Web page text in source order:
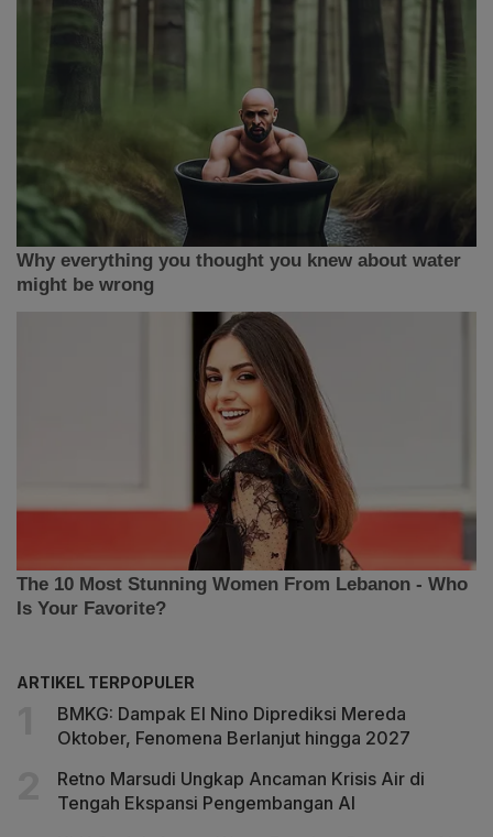
ARTIKEL TERPOPULER
BMKG: Dampak El Nino Diprediksi Mereda
Oktober, Fenomena Berlanjut hingga 2027
Retno Marsudi Ungkap Ancaman Krisis Air di
Tengah Ekspansi Pengembangan AI